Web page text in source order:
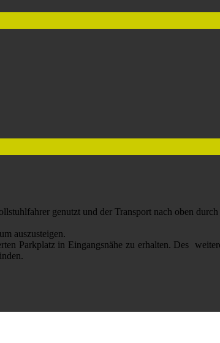
genutzt und der Transport nach oben
auszusteigen.
Parkplatz in Eingangsnähe zu erhalten. Des